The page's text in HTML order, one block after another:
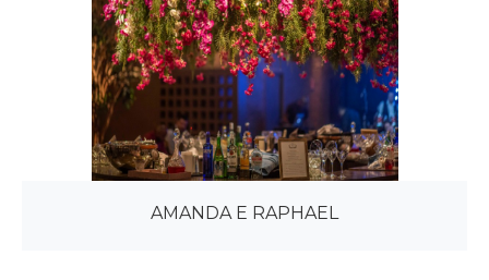
AMANDA E RAPHAEL